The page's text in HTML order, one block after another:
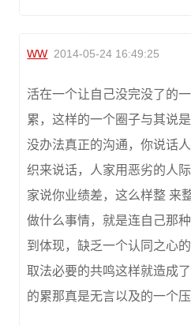
WW 2014-05-24 16:49:25
活在一个让自己没完没了的
累，这样的一个圈子与其说
没办法真正的沟通，你说话
织来说话，人家用恶劣的人
家说你业绩差，这么样整 来
做什么事情，就是连自己那
到体现，缺乏一个认同之心
取法必要的共鸣这样就造成
的累那真是无言以及的一个压